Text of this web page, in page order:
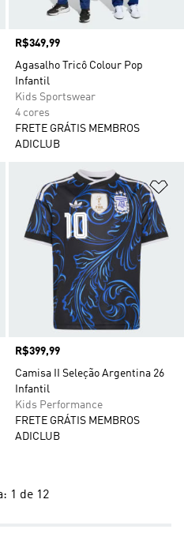
Preço
R$349,99
Agasalho Tricô Colour Pop
Infantil
Kids Sportswear
4 cores
FRETE GRÁTIS MEMBROS
ADICLUB
Adicionar à Lista de Desejos
Preço
R$399,99
Camisa II Seleção Argentina 26
Infantil
Kids Performance
FRETE GRÁTIS MEMBROS
ADICLUB
1 de 12